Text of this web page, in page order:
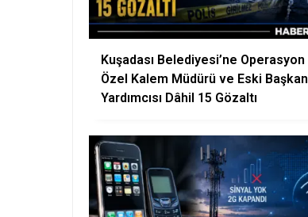
Kuşadası Belediyesi’ne Operasyon
Özel Kalem Müdürü ve Eski Başkan
Yardımcısı Dâhil 15 Gözaltı